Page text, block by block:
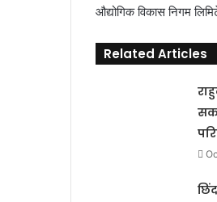
औद्योगिक विकास निगम
Related Articles